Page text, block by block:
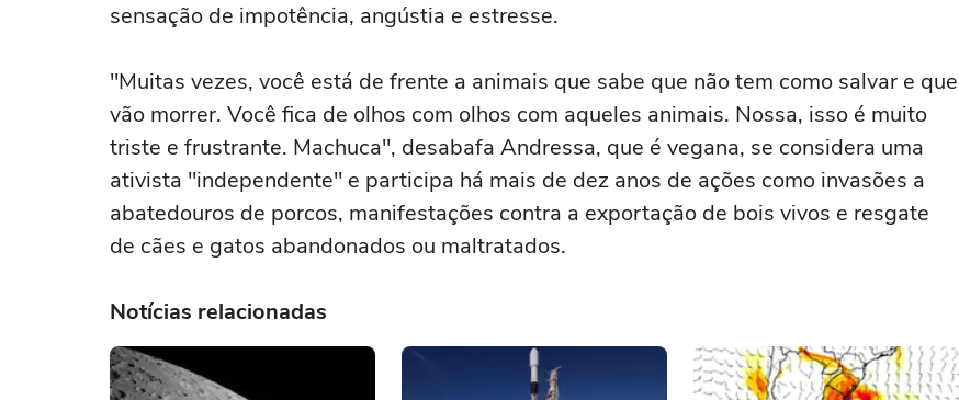
sensação de impotência, angústia e estresse.
"Muitas vezes, você está de frente a animais que sabe que não tem como salvar e que
vão morrer. Você fica de olhos com olhos com aqueles animais. Nossa, isso é muito
triste e frustrante. Machuca", desabafa Andressa, que é vegana, se considera uma
ativista "independente" e participa há mais de dez anos de ações como invasões a
abatedouros de porcos, manifestações contra a exportação de bois vivos e resgate
de cães e gatos abandonados ou maltratados.
Notícias relacionadas